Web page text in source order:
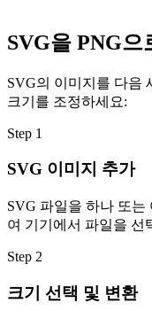
SVG을 PNG으
SVG의 이미지를 다음
크기를 조정하세요:
Step 1
SVG 이미지 추가
SVG 파일을 하나 또
여 기기에서 파일을 선
Step 2
크기 선택 및 변환